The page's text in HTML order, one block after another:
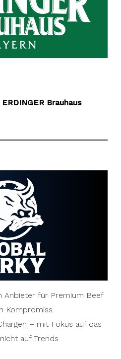
ERDINGER Brauhaus
Anbieter für Premium Beef
Kompromiss.
– mit Fokus auf das
auf Trends